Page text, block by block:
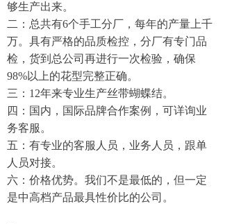
够生产出来。
二：总共有6个手工分厂，每年的产量上千
万。具有严格的品质检控，分厂有专门品
检，货到总公司再进行一次检验，确保
98%以上的花型完整正确。
三：12年来专业生产丝带蝴蝶结。
四：国内，国际品牌合作案例，可详询业
务客服。
五：有专业的客服人员，业务人员，跟单
人员对接。
六：价格优势。我们不是最低的，但一定
是中高档产品最具性价比的公司。